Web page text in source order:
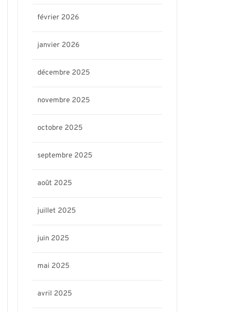
février 2026
janvier 2026
décembre 2025
novembre 2025
octobre 2025
septembre 2025
août 2025
juillet 2025
juin 2025
mai 2025
avril 2025